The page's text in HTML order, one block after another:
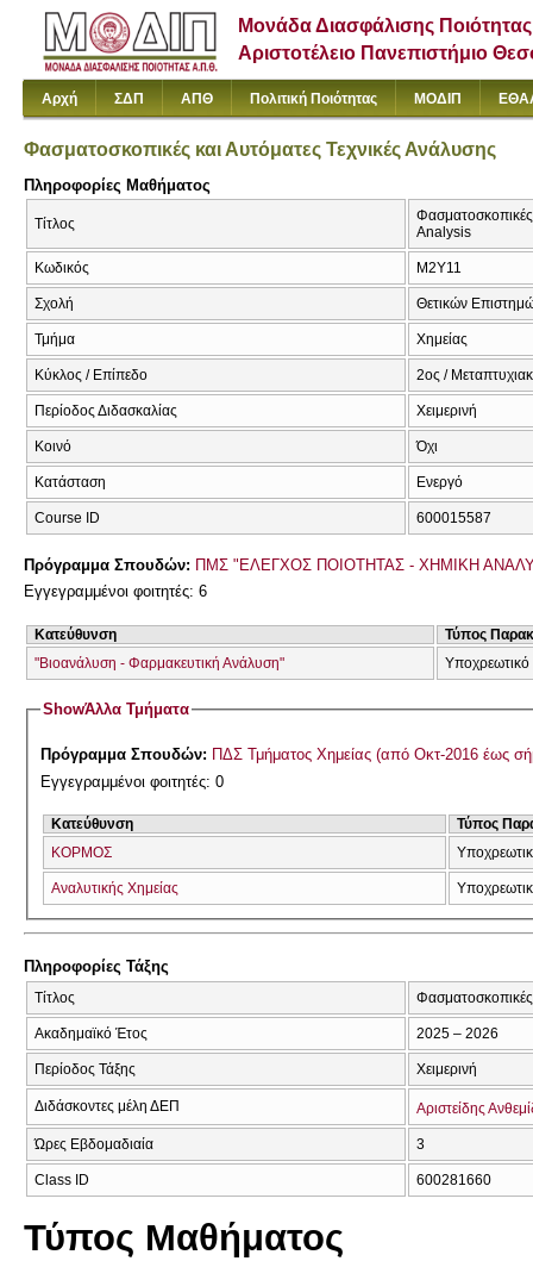
Μονάδα Διασφάλισης Ποιότητας
Αριστοτέλειο Πανεπιστήμιο
Αρχή ΣΔΠ ΑΠΘ Πολιτική Ποιότητας ΜΟΔΙΠ
Φασματοσκοπικές και Αυτόματες Τεχνικές Ανάλυσης
Πληροφορίες Μαθήματος
Τίτλος
Analysis
Κωδικός Μ2Υ11
Σχολή Θετικών
Τμήμα Χημείας
Κύκλος / Επίπεδο 2ος /
Περίοδος Διδασκαλίας Χειμερινή
Κοινό Όχι
Κατάσταση Ενεργό
Course ID 600015587
Πρόγραμμα Σπουδών: ΠΜΣ "ΕΛΕΓΧΟΣ ΠΟΙΟΤΗΤΑΣ - ΧΗΜΙΚΗ
Εγγεγραμμένοι φοιτητές: 6
Κατεύθυνση
Τύπος
"Βιοανάλυση - Φαρμακευτική Ανάλυση"
Υποχρεωτικό
ShowΆλλα Τμήματα
Πρόγραμμα Σπουδών: ΠΔΣ Τμήματος Χημείας (από Οκτ-2016 έως
Εγγεγραμμένοι φοιτητές: 0
Κατεύθυνση
Τύπος
ΚΟΡΜΟΣ
Αναλυτικής Χημείας
Πληροφορίες Τάξης
Τίτλος Φασματοσκοπικές
Ακαδημαϊκό Έτος 2025 – 2026
Περίοδος Τάξης Χειμερινή
Διδάσκοντες μέλη ΔΕΠ Αριστείδης
Ώρες Εβδομαδιαία 3
Class ID 600281660
Τύπος Μαθήματος